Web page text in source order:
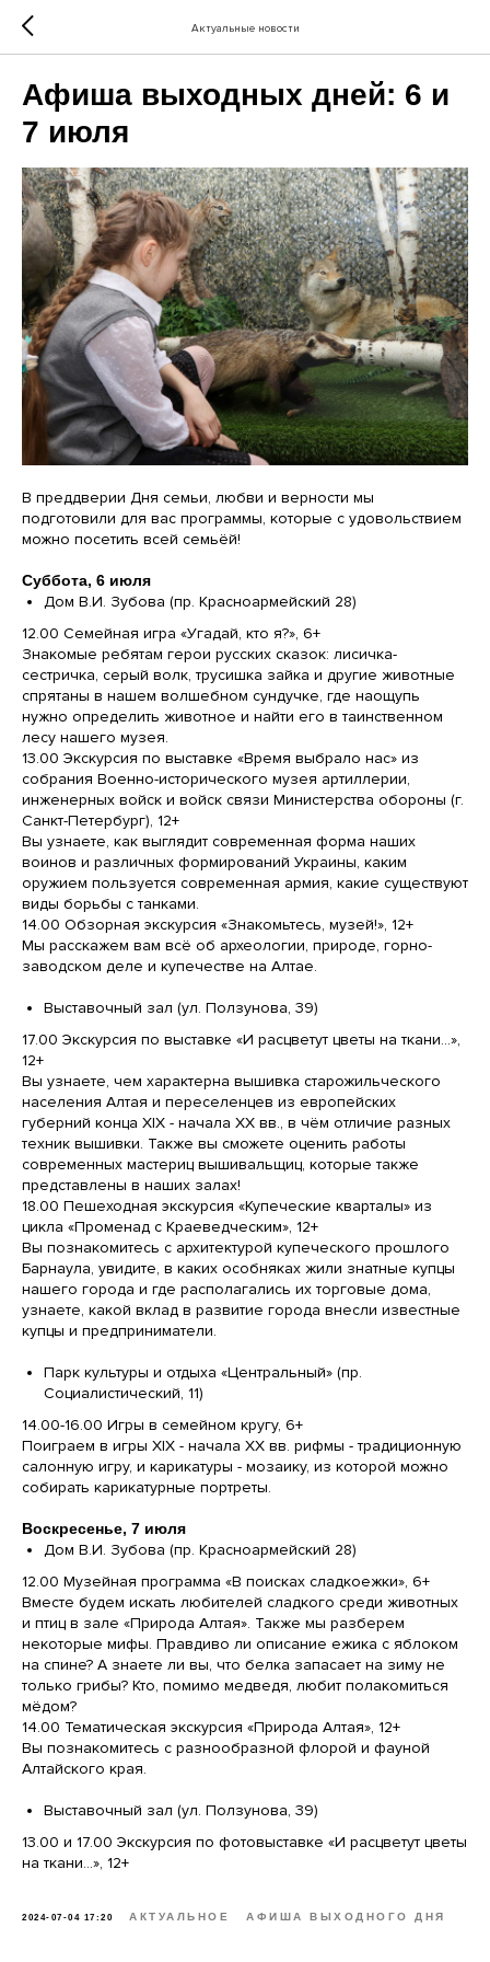
Актуальные новости
Афиша выходных дней: 6 и
7 июля
В преддверии Дня семьи, любви и верности мы
подготовили для вас программы, которые с удовольствием
можно посетить всей семьёй!
Суббота, 6 июля
Дом В.И. Зубова (пр. Красноармейский 28)
12.00 Семейная игра «Угадай, кто я?», 6+
Знакомые ребятам герои русских сказок: лисичка-
сестричка, серый волк, трусишка зайка и другие животные
спрятаны в нашем волшебном сундучке, где наощупь
нужно определить животное и найти его в таинственном
лесу нашего музея.
13.00 Экскурсия по выставке «Время выбрало нас» из
собрания Военно-исторического музея артиллерии,
инженерных войск и войск связи Министерства обороны (г.
Санкт-Петербург), 12+
Вы узнаете, как выглядит современная форма наших
воинов и различных формирований Украины, каким
оружием пользуется современная армия, какие существуют
виды борьбы с танками.
14.00 Обзорная экскурсия «Знакомьтесь, музей!», 12+
Мы расскажем вам всё об археологии, природе, горно-
заводском деле и купечестве на Алтае.
Выставочный зал (ул. Ползунова, 39)
17.00 Экскурсия по выставке «И расцветут цветы на ткани...»,
12+
Вы узнаете, чем характерна вышивка старожильческого
населения Алтая и переселенцев из европейских
губерний конца XIX - начала XX вв., в чём отличие разных
техник вышивки. Также вы сможете оценить работы
современных мастериц вышивальщиц, которые также
представлены в наших залах!
18.00 Пешеходная экскурсия «Купеческие кварталы» из
цикла «Променад с Краеведческим», 12+
Вы познакомитесь с архитектурой купеческого прошлого
Барнаула, увидите, в каких особняках жили знатные купцы
нашего города и где располагались их торговые дома,
узнаете, какой вклад в развитие города внесли известные
купцы и предприниматели.
Парк культуры и отдыха «Центральный» (пр.
Социалистический, 11)
14.00-16.00 Игры в семейном кругу, 6+
Поиграем в игры XIX - начала XX вв. рифмы - традиционную
салонную игру, и карикатуры - мозаику, из которой можно
собирать карикатурные портреты.
Воскресенье, 7 июля
Дом В.И. Зубова (пр. Красноармейский 28)
12.00 Музейная программа «В поисках сладкоежки», 6+
Вместе будем искать любителей сладкого среди животных
и птиц в зале «Природа Алтая». Также мы разберем
некоторые мифы. Правдиво ли описание ежика с яблоком
на спине? А знаете ли вы, что белка запасает на зиму не
только грибы? Кто, помимо медведя, любит полакомиться
мёдом?
14.00 Тематическая экскурсия «Природа Алтая», 12+
Вы познакомитесь с разнообразной флорой и фауной
Алтайского края.
Выставочный зал (ул. Ползунова, 39)
13.00 и 17.00 Экскурсия по фотовыставке «И расцветут цветы
на ткани...», 12+
2024-07-04 17:20 АКТУАЛЬНОЕ АФИША ВЫХОДНОГО ДНЯ